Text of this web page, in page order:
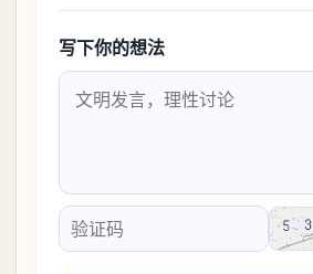
写下你的想法
验证码